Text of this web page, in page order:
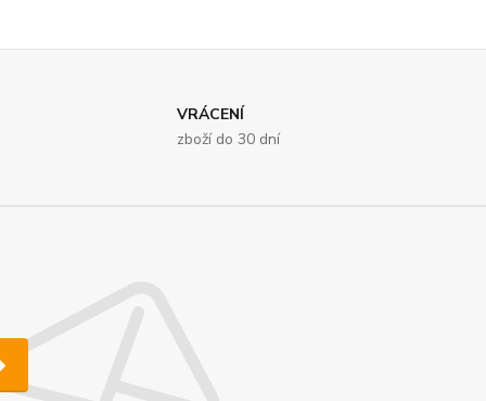
VRÁCENÍ
zboží do 30 dní